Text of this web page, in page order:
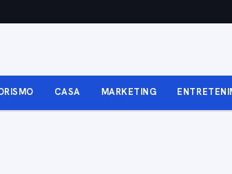
CASA MARKETING